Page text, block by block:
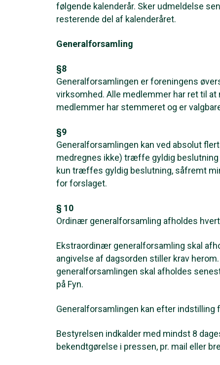
følgende kalenderår. Sker udmeldelse
resterende del af kalenderåret.
Generalforsamling
§8
Generalforsamlingen er foreningens
virksomhed. Alle medlemmer har ret til
medlemmer har stemmeret og er
§9
Generalforsamlingen kan ved absolut
medregnes ikke) træffe gyldig beslutning
kun træffes gyldig beslutning, såfremt
for forslaget.
§ 10
Ordinær generalforsamling afholdes
Ekstraordinær generalforsamling skal
angivelse af dagsorden stiller krav
generalforsamlingen skal afholdes
på Fyn.
Generalforsamlingen kan efter
Bestyrelsen indkalder med mindst 8
bekendtgørelse i pressen, pr. mail eller